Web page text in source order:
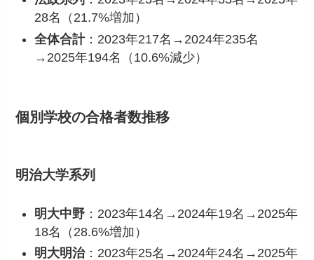
28名（21.7%増加）
全体合計：2023年217名→2024年235名
→2025年194名（10.6%減少）
個別学校の合格者数推移
明治大学系列
明大中野 ：2023年14名→2024年19名→2025年
18名（28.6%増加）
明大明治：2023年25名→2024年24名→2025年